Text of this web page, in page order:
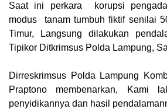
Saat ini perkara korupsi
modus tanam tumbuh fiktif senilai
Timur, Langsung dilakukan
Tipikor Ditkrimsus Polda Lampung,
Dirreskrimsus Polda Lampung
Praptono membenarkan, Kami
penyidikannya dan hasil